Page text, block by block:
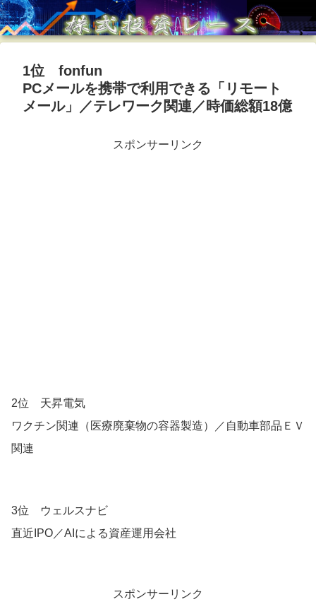
1位 fonfun
PCメールを携帯で利用できる「リモート
メール」／テレワーク関連／時価総額18億
スポンサーリンク
2位 天昇電気
ワクチン関連（医療廃棄物の容器製造）／自動車部品ＥＶ
関連
3位 ウェルスナビ
直近IPO／AIによる資産運用会社
スポンサーリンク